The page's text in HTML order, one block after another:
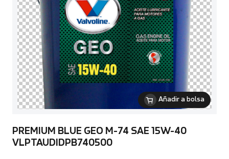
Añadir a bolsa
PREMIUM BLUE GEO M-74 SAE 15W-40
VLPTAUDIDPB740500